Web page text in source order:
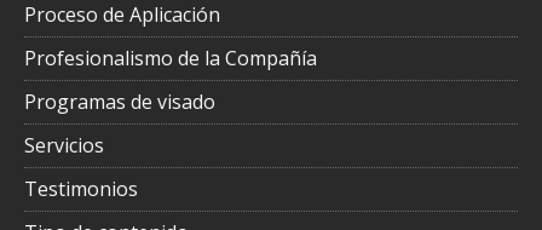
Proceso de Aplicación
Profesionalismo de la Compañía
Programas de visado
Servicios
Testimonios